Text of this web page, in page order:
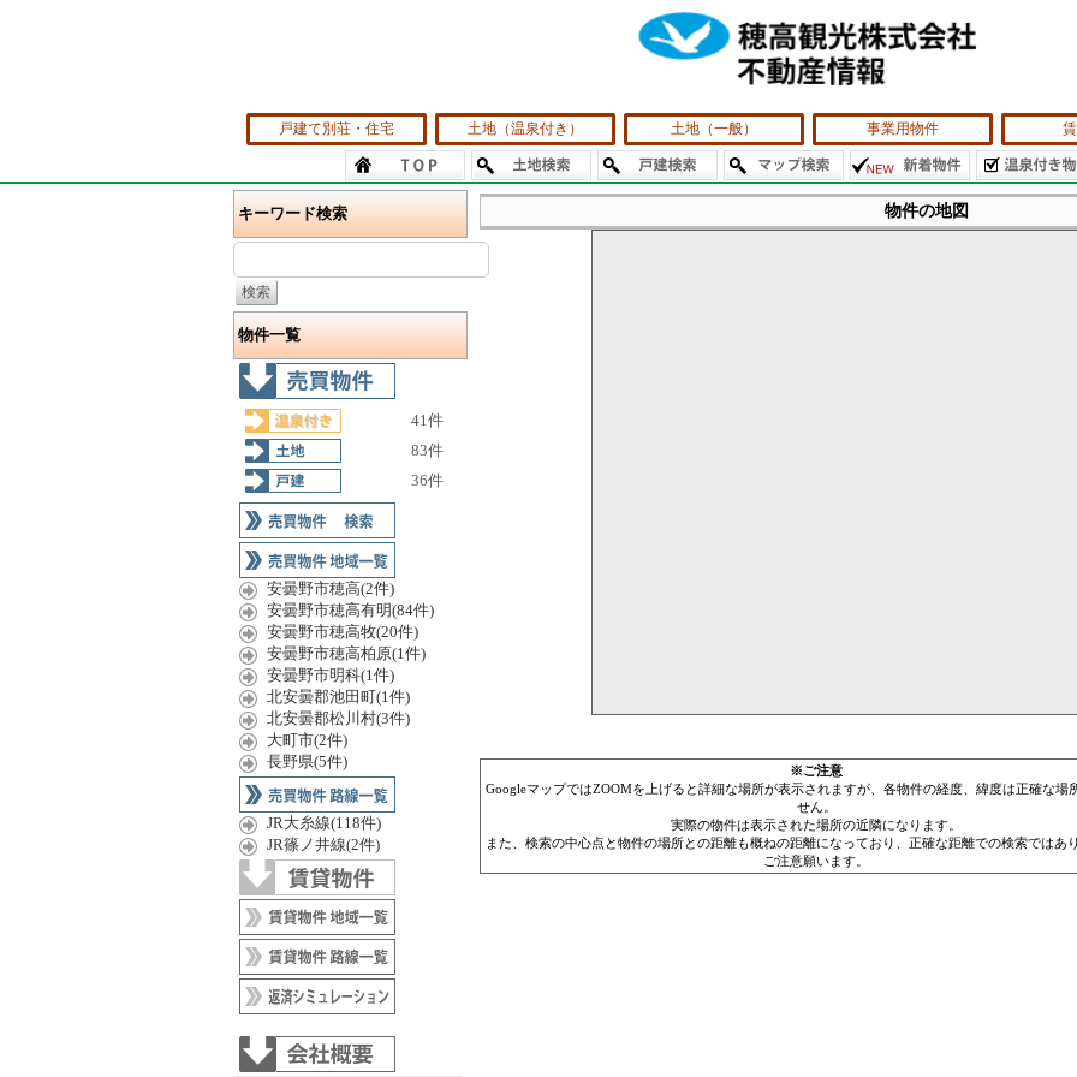
戸建て別荘・住宅 土地（温泉付き） 土地（一般） 事業用物件
キーワード検索
物件一覧
41件
83件
36件
安曇野市穂高(2件)
安曇野市穂高有明(84件)
安曇野市穂高牧(20件)
安曇野市穂高柏原(1件)
安曇野市明科(1件)
北安曇郡池田町(1件)
北安曇郡松川村(3件)
大町市(2件)
長野県(5件)
JR大糸線(118件)
JR篠ノ井線(2件)
物件の地図
※ご注意
GoogleマップではZOOMを上げると詳細な場所が表示されますが、各物件の経度、緯度は正確な場
せん。
実際の物件は表示された場所の近隣になります。
また、検索の中心点と物件の場所との距離も概ねの距離になっており、正確な距離での検索ではあ
ご注意願います。